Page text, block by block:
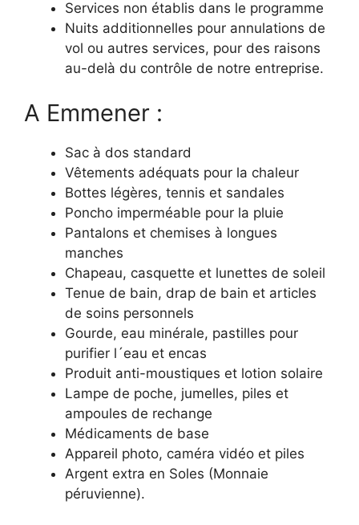
Services non établis dans le programme
Nuits additionnelles pour annulations de
vol ou autres services, pour des raisons
au-delà du contrôle de notre entreprise.
A Emmener :
Sac à dos standard
Vêtements adéquats pour la chaleur
Bottes légères, tennis et sandales
Poncho imperméable pour la pluie
Pantalons et chemises à longues
manches
Chapeau, casquette et lunettes de soleil
Tenue de bain, drap de bain et articles
de soins personnels
Gourde, eau minérale, pastilles pour
purifier l´eau et encas
Produit anti-moustiques et lotion solaire
Lampe de poche, jumelles, piles et
ampoules de rechange
Médicaments de base
Appareil photo, caméra vidéo et piles
Argent extra en Soles (Monnaie
péruvienne).